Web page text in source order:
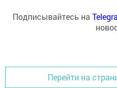
Подписывайтесь на
Перейти на